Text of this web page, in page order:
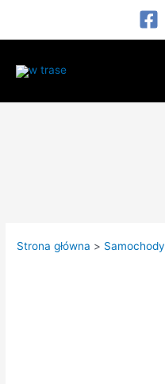
Strona główna Samochody